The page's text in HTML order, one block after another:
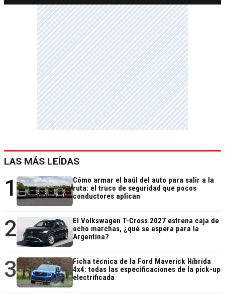
LAS MÁS LEÍDAS
1
Cómo armar el baúl del auto para salir a la
ruta: el truco de seguridad que pocos
conductores aplican
2
El Volkswagen T-Cross 2027 estrena caja de
ocho marchas, ¿qué se espera para la
Argentina?
3
Ficha técnica de la Ford Maverick Híbrida
4x4: todas las especificaciones de la pick-up
electrificada